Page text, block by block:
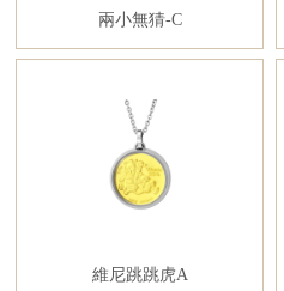
兩小無猜-C
維尼跳跳虎A